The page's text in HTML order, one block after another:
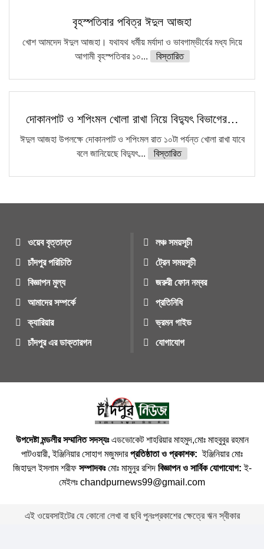
বৃহস্পতিবার পবিত্র ঈদুল আজহা
খোশ আমদেদ ঈদুল আজহা। যথাযথ ধর্মীয় মর্যাদা ও ভাবগাম্ভীর্যের মধ্য দিয়ে
আগামী বৃহস্পতিবার ১০...
বিস্তারিত
দোকানপাট ও শপিংমল খোলা রাখা নিয়ে বিদ্যুৎ বিভাগের…
ঈদুল আজহা উপলক্ষে দোকানপাট ও শপিংমল রাত ১০টা পর্যন্ত খোলা রাখা যাবে
বলে জানিয়েছে বিদ্যুৎ...
বিস্তারিত
ওয়েব বৃত্তান্ত
চাঁদপুর পরিচিতি
বিজ্ঞাপন মুল্য
আমাদের সম্পর্কে
ক্যারিয়ার
চাঁদপুর এর ডাক্তারগন
লঞ্চ সময়সূচী
ট্রেন সময়সূচী
জরুরী ফোন নম্বর
প্রতিনিধি
ভ্রমন গাইড
যোগাযোগ
উপদেষ্টা মন্ডলীর সম্মানিত সদস্যঃএডভোকেট শাহরিয়ার মাহমুদ,মোঃ মাহবুবুর রহমান
পাটওয়ারী, ইঞ্জিনিয়ার সোহাগ মজুমদারপ্রতিষ্ঠাতা ও প্রকাশক: ইঞ্জিনিয়ার মোঃ
জিহাদুল ইসলাম শরীফ সম্পাদকঃমোঃ মামুনুর রশিদ বিজ্ঞাপন ও সার্বিক যোগাযোগ: ই-
মেইলঃ chandpurnews99@gmail.com
এই ওয়েবসাইটের যে কোনো লেখা বা ছবি পুনঃপ্রকাশের ক্ষেত্রে ঋন স্বীকার